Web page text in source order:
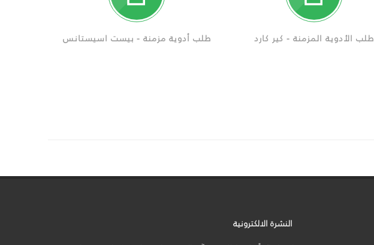
طلب الأدوية المزمنة - كير كارد طلب أدوية مزمنة - بيست اسيستانس
النشرة الالكترونية